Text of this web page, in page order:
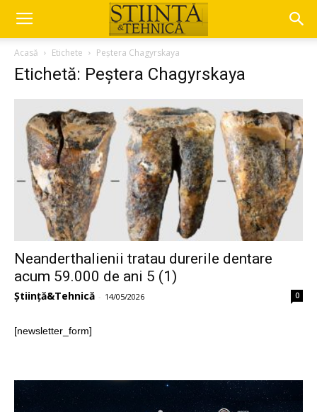
Acasă Etichete Peștera Chagyrskaya
Etichetă: Peștera Chagyrskaya
Neanderthalienii tratau durerile dentare
acum 59.000 de ani 5 (1)
Știință&Tehnică - 14/05/2026 0
[newsletter_form]